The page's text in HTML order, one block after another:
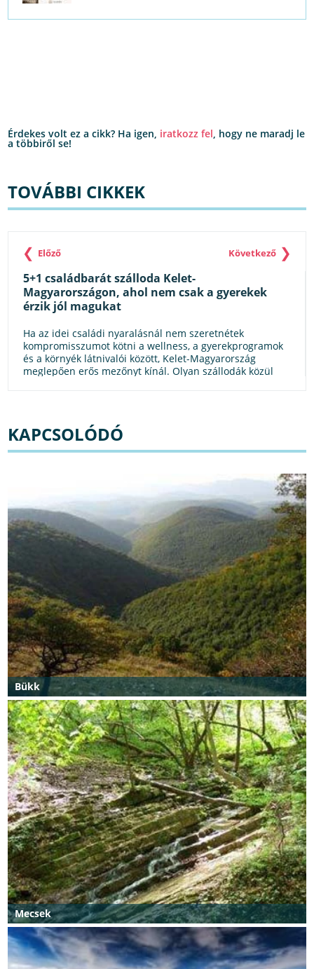
Érdekes volt ez a cikk? Ha igen, iratkozz fel , hogy ne maradj le
a többiről se!
TOVÁBBI CIKKEK
5+1 családbarát szálloda Kelet-
Magyarországon, ahol nem csak a gyerekek
érzik jól magukat
Ha az idei családi nyaralásnál nem szeretnétek
kompromisszumot kötni a wellness, a gyerekprogramok
és a környék látnivalói között, Kelet-Magyarország
meglepően erős mezőnyt kínál. Olyan szállodák közül
❮ Előző Következő ❯
KAPCSOLÓDÓ
Bükk
Mecsek